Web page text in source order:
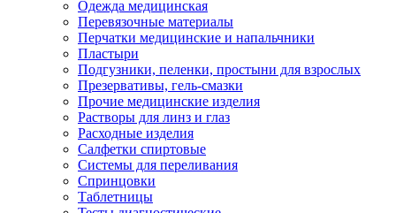
Одежда медицинская
Перевязочные материалы
Перчатки медицинские и напальчники
Пластыри
Подгузники, пеленки, простыни для взрослых
Презервативы, гель-смазки
Прочие медицинские изделия
Растворы для линз и глаз
Расходные изделия
Салфетки спиртовые
Системы для переливания
Спринцовки
Таблетницы